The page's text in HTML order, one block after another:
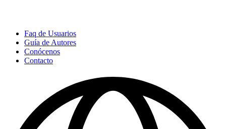
Faq de Usuarios
Guía de Autores
Conócenos
Contacto